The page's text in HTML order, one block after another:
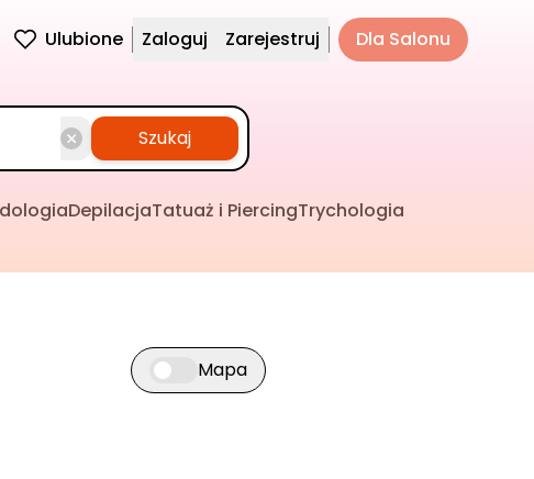
Ulubione Zaloguj Zarejestruj Dla Salonu
Szukaj
DepilacjaTatuaż i PiercingTrychologia
Przełącz widok mapy
Mapa